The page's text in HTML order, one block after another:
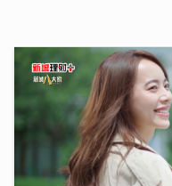
一連13集「賞心悅樂
父吳業坤打頭陣爆錄音